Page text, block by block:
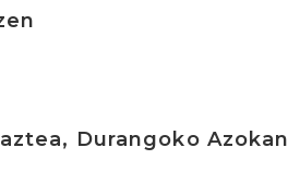
Durangoko Azokan